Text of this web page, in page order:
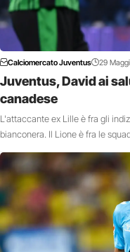
Calciomercato Juventus 29
Juventus, David ai
canadese
L'attaccante ex Lille è fra gli
bianconera. Il Lione è fra le